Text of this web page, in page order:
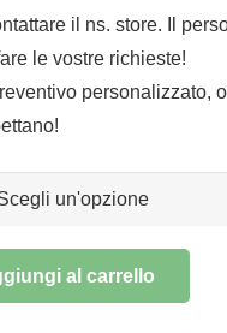
attuale
è:
€26,24.
il ns. store. Il
le vostre richieste!
personalizzato,
al carrello